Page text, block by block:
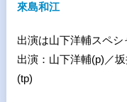
來島和江
出演は山下洋輔スペシ
出演：山下洋輔(p)／
(tp)